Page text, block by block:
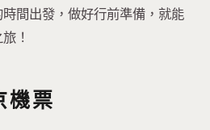
間出發，做好行前準備，就能
！
機票